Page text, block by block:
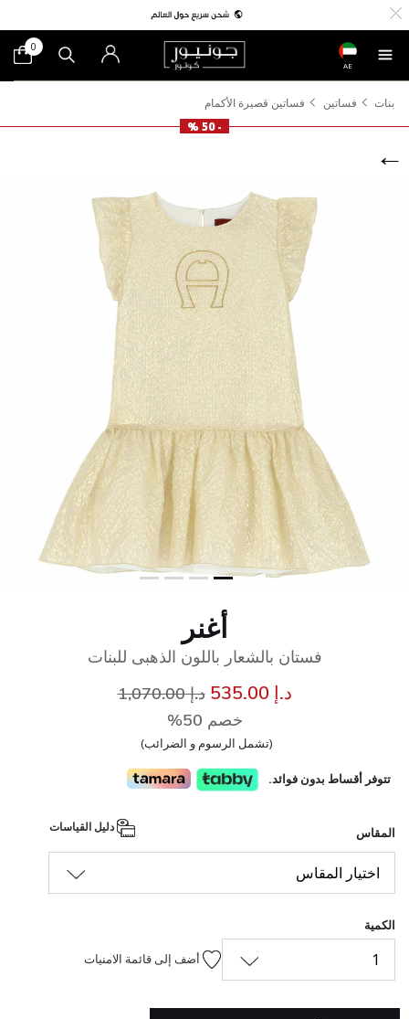
AE
0
بنات فساتين
فساتين قصيرة الأكمام
- 50 %
أغنر
فستان بالشعار باللون الذهبى للبنات
د.إ 535.00 سعر مخفض مند.إ 1,070.00
خصم 50%
(تشمل الرسوم و الضرائب)
تتوفر أقساط بدون فوائد.
المقاس
اختيار المقاس
الكمية
1 أضف إلى قائمة الامنيات